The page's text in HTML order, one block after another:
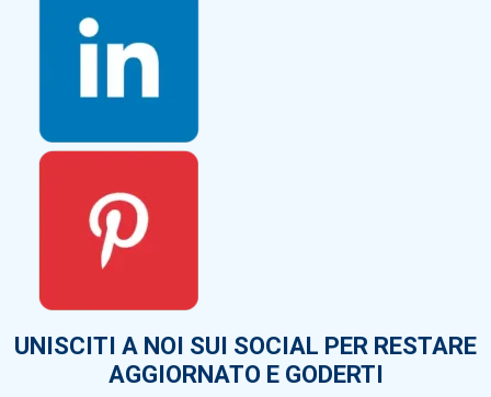
UNISCITI A NOI SUI SOCIAL PER RESTARE
AGGIORNATO E GODERTI